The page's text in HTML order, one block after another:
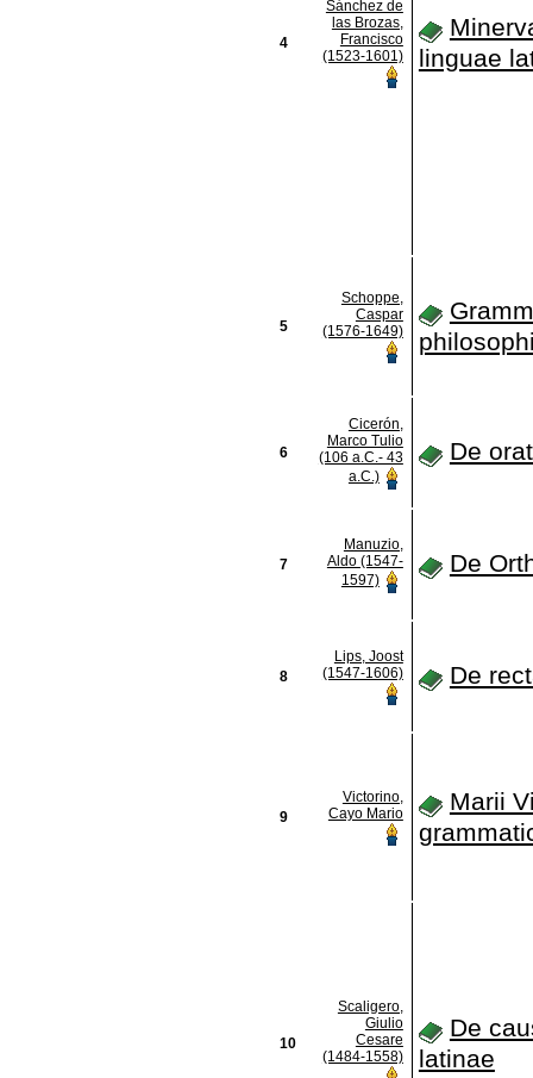
4
Sánchez de
las Brozas,
Francisco
(1523-1601)
linguae
5
Schoppe,
Caspar
(1576-1649)
6
Cicerón,
Marco Tulio
(106 a.C.- 43
a.C.)
De
7
Manuzio,
Aldo (1547-
1597)
De
8
Lips, Joost
(1547-1606)
De
9
Victorino,
Cayo Mario
Marii
10
Scaligero,
Giulio
Cesare
(1484-1558)
De
latinae